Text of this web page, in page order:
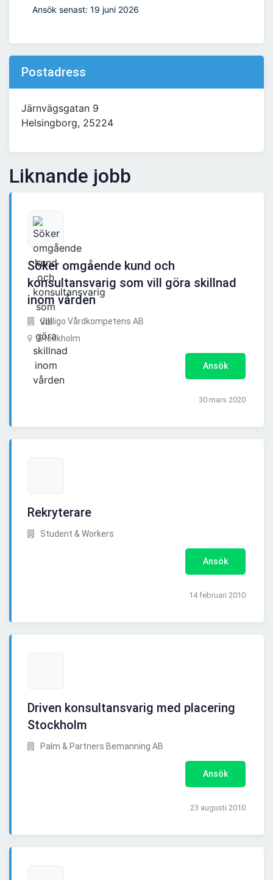
Ansök senast: 19 juni 2026
Postadress
Järnvägsgatan 9
Helsingborg, 25224
Liknande jobb
Söker omgående kund och
konsultansvarig som vill göra skillnad
inom vården
Colligo Vårdkompetens AB
Stockholm
Ansök
30 mars 2020
Rekryterare
Student & Workers
Ansök
14 februari 2010
Driven konsultansvarig med placering
Stockholm
Palm & Partners Bemanning AB
Ansök
23 augusti 2010